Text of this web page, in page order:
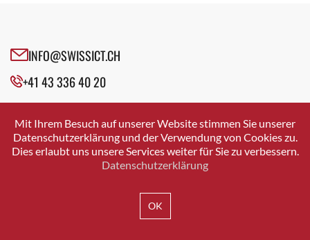
INFO@SWISSICT.CH
+41 43 336 40 20
SWISSICT
VULKANSTRASSE 120
8048 ZURICH
Mit Ihrem Besuch auf unserer Website stimmen Sie unserer
Datenschutzerklärung und der Verwendung von Cookies zu.
Dies erlaubt uns unsere Services weiter für Sie zu verbessern.
Datenschutzerklärung
OK